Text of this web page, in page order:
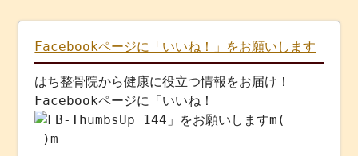
Facebookページに「いいね！」をお願いします
はち整骨院から健康に役立つ情報をお届け！
Facebookページに「いいね！
」をお願いしますm(_
_)m